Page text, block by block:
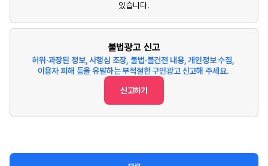
있습니다.
불법광고 신고
허위·과장된 정보, 사행심 조장, 불법·불건전 내용, 개인정보 수집,
이용자 피해 등을 유발하는 부적절한 구인광고 신고해 주세요.
신고하기